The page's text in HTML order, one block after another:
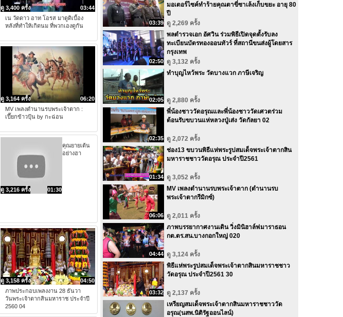
03:44
ดู 3,400 ครั้ง
เน วัดดาว อาท โอรส มาดูดิเบื้อง
หลังที่ทำให้เกิดนม ที่พวกเองดูกัน
06:20
ดู 3,164 ครั้ง
MV เพลงตำนานรบพระเจ้าตาก :
เปี๊ยกข้าวปุ้น by กะฉ่อน
01:30
ดู 3,216 ครั้ง
คุณยายเต้น
อย่างฮา
04:50
ดู 3,158 ครั้ง
ภาพประกอบเพลงงาน 28 ธันวา
วันพระเจ้าตากสินมหาราช ประจำปี
2560 04
03:39
มอเตอร์ไซค์ทำร้ายคุณตาขี่ซาเล้งเก็บขยะ อายุ 80
ปี
ดู 2,269 ครั้ง
02:50
พลตำรวจเอก อัศวิน ร่วมพิธีเปิดจุดตั้งรับลง
ทะเบียนบัตรทองออนทัวร์ ที่สถานีขนส่งผู้โดยสาร
กรุงเทพ
ดู 3,132 ครั้ง
02:05
ทำบุญไหว้พระ วัดบางแวก ภาษีเจริญ
ดู 2,880 ครั้ง
02:35
พี่น้องชาววัดอรุณและพี่น้องชาววัดเศวตร่วม
ต้อนรับขบวนแห่หลวงปู่เส่ง วัดกัลยา 02
ดู 2,072 ครั้ง
01:34
ช่อง13 ขบวนพิธีแห่พระรูปสมเด็จพระเจ้าตากสิน
มหาราชชาววัดอรุณ ประจำปี2561
ดู 3,052 ครั้ง
06:06
MV เพลงตำนานรบพระเจ้าตาก (ตำนานรบ
พระเจ้าตากรีมิกซ์)
ดู 2,011 ครั้ง
04:44
ภาพบรรยากาศงานเดิน วิ่งมินิฮาล์ฟมาราธอน
กต.ตร.สน.บางกอกใหญ่ 020
ดู 3,124 ครั้ง
03:32
พิธีแห่พระรูปสมเด็จพระเจ้าตากสินมหาราชชาว
วัดอรุณ ประจำปี2561 30
ดู 2,137 ครั้ง
เหรียญสมเด็จพระเจ้าตากสินมหาราชชาววัด
อรุณ(นสพ.นิติรัฐออนไลน์)